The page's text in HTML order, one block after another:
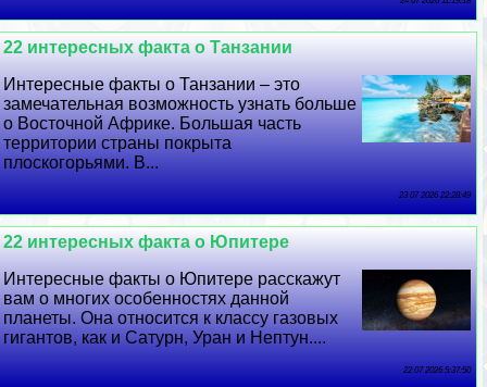
22 интересных факта о Танзании
Интересные факты о Танзании – это
замечательная возможность узнать больше
о Восточной Африке. Большая часть
территории страны покрыта
плоскогорьями. В...
23 07 2026 22:28:49
22 интересных факта о Юпитере
Интересные факты о Юпитере расскажут
вам о многих особенностях данной
планеты. Она относится к классу газовых
гигантов, как и Сатурн, Уран и Нептун....
22 07 2026 5:37:50